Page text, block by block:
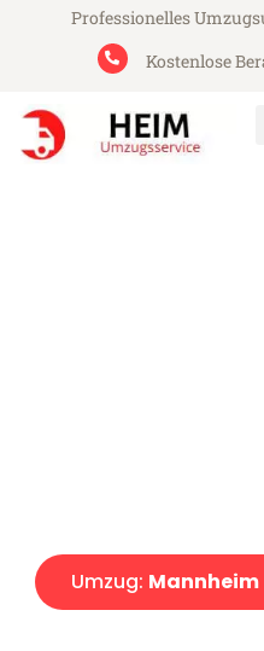
Professionelles
Kostenlose
Umzug: